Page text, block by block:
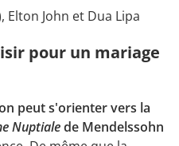
Elton John et Dua Lipa
pour un mariage
peut s'orienter vers la
Nuptialede Mendelssohn